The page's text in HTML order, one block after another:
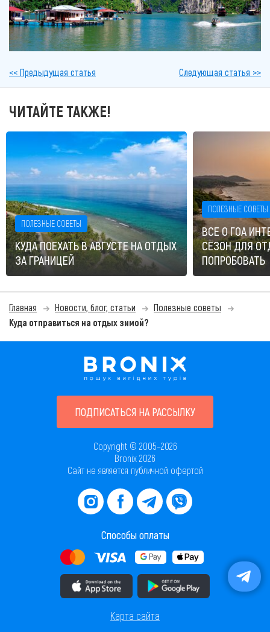
<< Предыдущая статья Следующая статья >>
ЧИТАЙТЕ ТАКЖЕ!
ПОЛЕЗНЫЕ СОВЕТЫ
КУДА ПОЕХАТЬ В АВГУСТЕ НА ОТДЫХ
ЗА ГРАНИЦЕЙ
ПОЛЕЗНЫЕ СОВЕТЫ
ВСЕ О ГОА
СЕЗОН ДЛЯ
ПОПРОБОВАТЬ
Главная Новости, блог, статьи
Полезные советы
Куда отправиться на отдых зимой?
ПОДПИСАТЬСЯ НА РАССЫЛКУ
Copyright © 2005–2026
Bronix 2026
Сайт не является публичной офертой
Способы оплаты
Скачать приложение в AppStore Скачать приложение в PlayMarket
Карта сайта